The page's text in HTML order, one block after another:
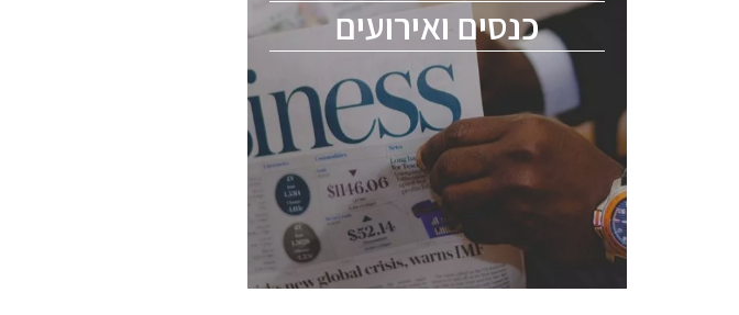
כנסים ואירועים
ChipEx2026 will be held on May 12-13,
2026. The conference is intended for
everyone involved in the semiconductor
industry, including engineers, professional
experts, and senior executives.
לחץ לפרטים